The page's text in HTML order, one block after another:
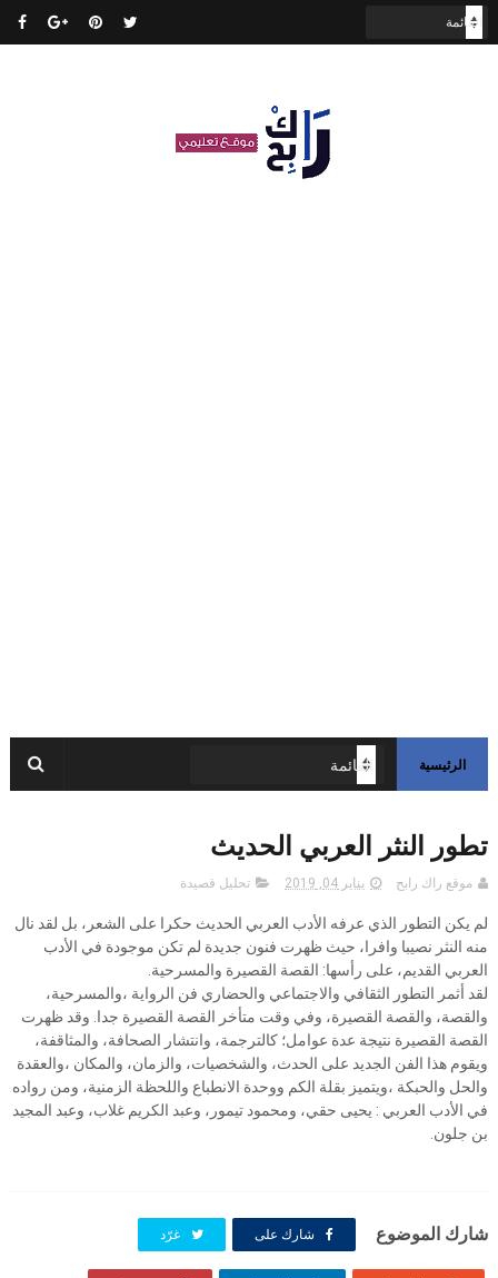
الرئيسية
تطور النثر العربي الحديث
موقع راك رابح يناير 04, 2019 تحليل قصيدة
لم يكن التطور الذي عرفه الأدب العربي الحديث حكرا على الشعر، بل لقد نال
منه النثر نصيبا وافرا، حيث ظهرت فنون جديدة لم تكن موجودة في الأدب
العربي القديم، على رأسها: القصة القصيرة والمسرحية.
لقد أثمر التطور الثقافي والاجتماعي والحضاري فن الرواية ،والمسرحية،
والقصة، والقصة القصيرة، وفي وقت متأخر القصة القصيرة جدا. وقد ظهرت
القصة القصيرة نتيجة عدة عوامل؛ كالترجمة، وانتشار الصحافة، والمثاقفة،
ويقوم هذا الفن الجديد على الحدث، والشخصيات، والزمان، والمكان ،والعقدة
والحل والحبكة ،ويتميز بقلة الكم ووحدة الانطباع واللحظة الزمنية، ومن رواده
في الأدب العربي : يحيى حقي، ومحمود تيمور، وعبد الكريم غلاب، وعبد المجيد
بن جلون.
شارك الموضوع شارك على غرّد